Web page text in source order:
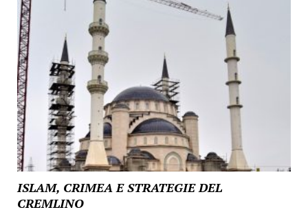
ISLAM, CRIMEA E STRATEGIE DEL
CREMLINO